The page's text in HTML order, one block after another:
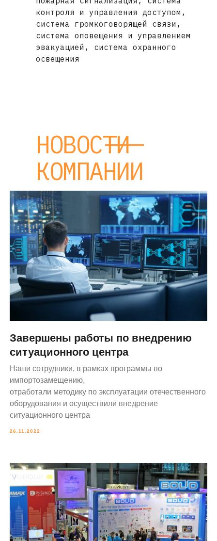
контроля и управления доступом,
система громкоговорящей связи,
система оповещения и управлением
эвакуацией, система охранного
освещения
НОВОСТИ
КОМПАНИИ
Завершены работы по внедрению
ситуационного центра
Наши сотрудники, в рамках программы по
импортозамещению,
отработали методику по эксплуатации отечественного
оборудования и осуществили внедрение
ситуационного центра
26.11.2022